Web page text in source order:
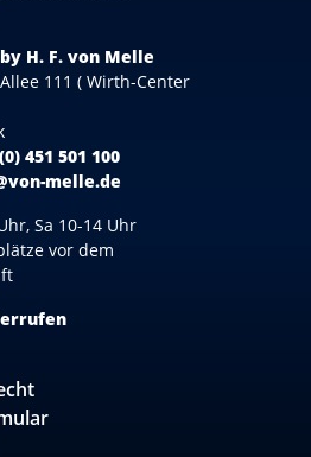
H. F. von Melle
111 ( Wirth-Center
451 501 100
melle.de
Sa 10-14 Uhr
vor dem